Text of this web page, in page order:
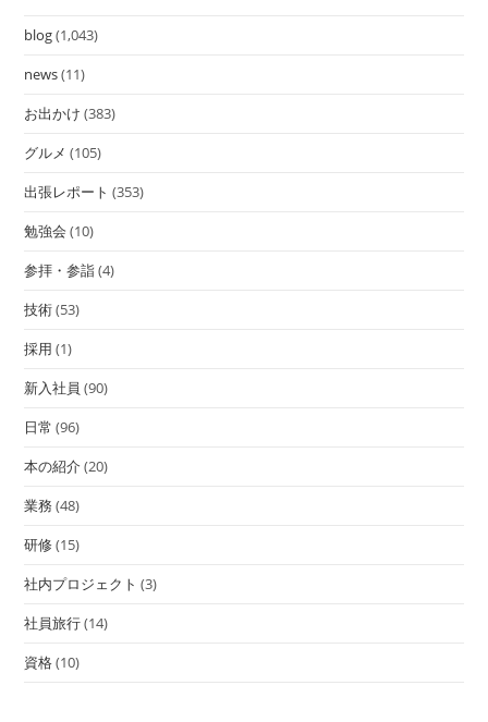
blog(1,043)
news(11)
お出かけ (383)
グルメ (105)
出張レポート (353)
勉強会 (10)
参拝・参詣(4)
技術(53)
採用 (1)
新入社員 (90)
日常 (96)
本の紹介(20)
業務(48)
研修(15)
社内プロジェクト (3)
社員旅行(14)
資格(10)